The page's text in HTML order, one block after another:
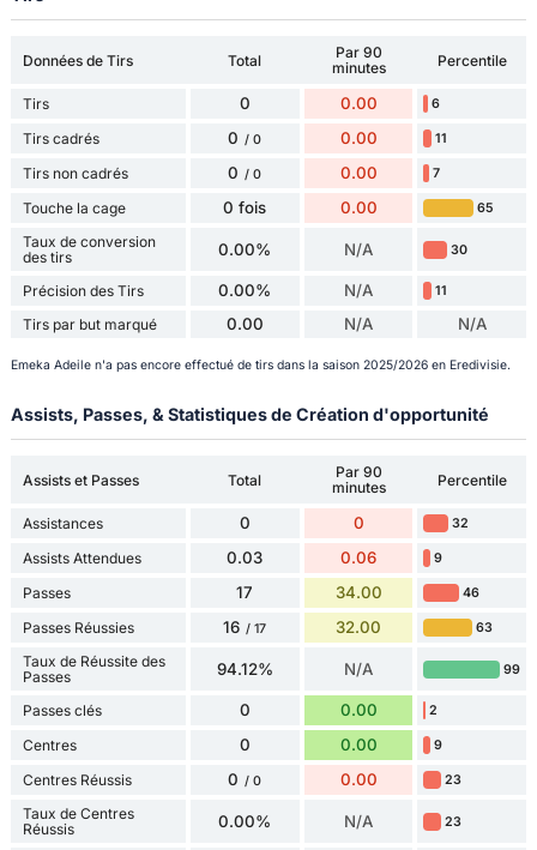
Données de Tirs Total
Par 90
minutes
Percentile
Tirs 0 0.00 6
Tirs cadrés 0 / 0 0.00 11
Tirs non cadrés 0 / 0 0.00 7
Touche la cage 0 fois 0.00 65
Taux de conversion
des tirs
0.00% N/A 30
Précision des Tirs 0.00% N/A 11
Tirs par but marqué 0.00 N/A N/A
Emeka Adeile n'a pas encore effectué de tirs dans la saison 2025/2026 en Eredivisie.
Assists, Passes, & Statistiques de Création d'opportunité
Assists et Passes Total
Par 90
minutes
Percentile
Assistances 0 0 32
Assists Attendues 0.03 0.06 9
Passes 17 34.00 46
Passes Réussies 16 / 17 32.00 63
Taux de Réussite des
Passes
94.12% N/A 99
Passes clés 0 0.00 2
Centres 0 0.00 9
Centres Réussis 0 / 0 0.00 23
Taux de Centres
Réussis
0.00% N/A 23